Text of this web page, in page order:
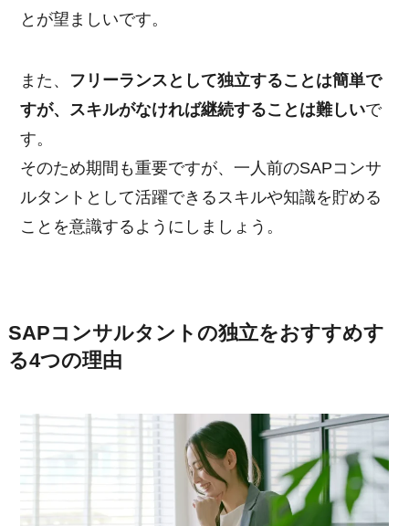
とが望ましいです。
また、 フリーランスとして独立することは簡単で
すが、スキルがなければ継続することは難しいで
す。
そのため期間も重要ですが、一人前のSAPコンサ
ルタントとして活躍できるスキルや知識を貯める
ことを意識するようにしましょう。
SAPコンサルタントの独立をおすすめす
る4つの理由